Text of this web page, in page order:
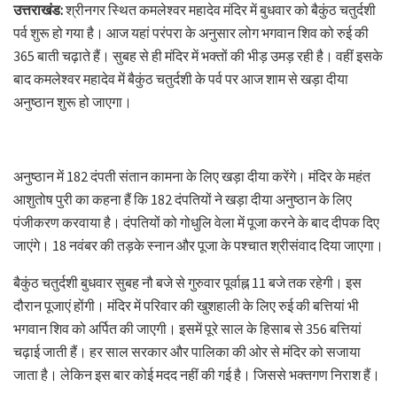
उत्तराखंड:श्रीनगर स्थित कमलेश्वर महादेव मंदिर में बुधवार को बैकुंठ चतुर्दशी
पर्व शुरू हो गया है। आज यहां परंपरा के अनुसार लोग भगवान शिव को रुई की
365 बाती चढ़ाते हैं। सुबह से ही मंदिर में भक्तों की भीड़ उमड़ रही है। वहीं इसके
बाद कमलेश्वर महादेव में बैकुंठ चतुर्दशी के पर्व पर आज शाम से खड़ा दीया
अनुष्ठान शुरू हो जाएगा।
अनुष्ठान में 182 दंपती संतान कामना के लिए खड़ा दीया करेंगे। मंदिर के महंत
आशुतोष पुरी का कहना हैं कि 182 दंपतियों ने खड़ा दीया अनुष्ठान के लिए
पंजीकरण करवाया है। दंपतियों को गोधुलि वेला में पूजा करने के बाद दीपक दिए
जाएंगे। 18 नवंबर की तड़के स्नान और पूजा के पश्चात श्रीसंवाद दिया जाएगा।
बैकुंठ चतुर्दशी बुधवार सुबह नौ बजे से गुरुवार पूर्वाह्न 11 बजे तक रहेगी। इस
दौरान पूजाएं होंगी। मंदिर में परिवार की खुशहाली के लिए रुई की बत्तियां भी
भगवान शिव को अर्पित की जाएगी। इसमें पूरे साल के हिसाब से 356 बत्तियां
चढ़ाई जाती हैं। हर साल सरकार और पालिका की ओर से मंदिर को सजाया
जाता है। लेकिन इस बार कोई मदद नहीं की गई है। जिससे भक्तगण निराश हैं।